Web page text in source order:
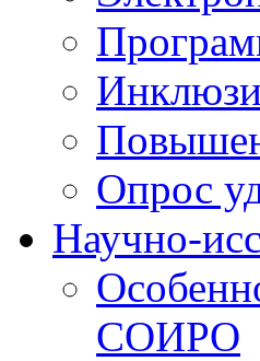
Опрос
Научно-
СОИРО